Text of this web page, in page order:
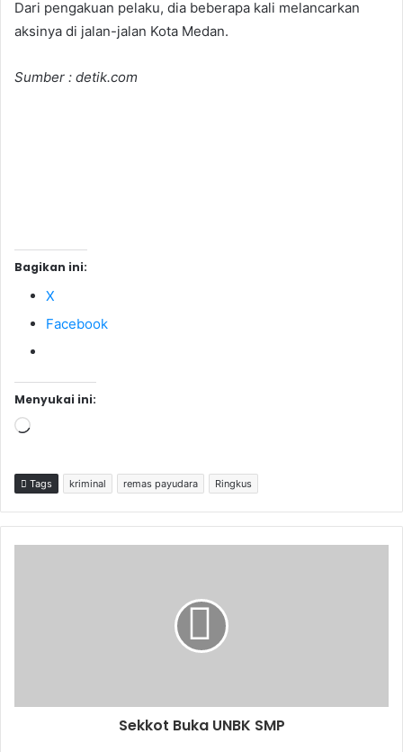
Dari pengakuan pelaku, dia beberapa kali melancarkan
aksinya di jalan-jalan Kota Medan.
Sumber : detik.com
Bagikan ini:
X
Facebook
Menyukai ini:
Memuat...
Tags kriminal remas payudara Ringkus
Sekkot Buka UNBK SMP